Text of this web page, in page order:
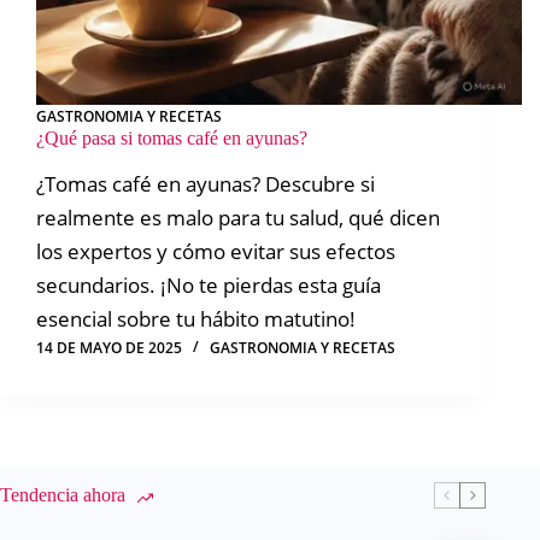
GASTRONOMIA Y RECETAS
¿Qué pasa si tomas café en ayunas?
¿Tomas café en ayunas? Descubre si
realmente es malo para tu salud, qué dicen
los expertos y cómo evitar sus efectos
secundarios. ¡No te pierdas esta guía
esencial sobre tu hábito matutino!
14 DE MAYO DE 2025 GASTRONOMIA Y RECETAS
Tendencia ahora